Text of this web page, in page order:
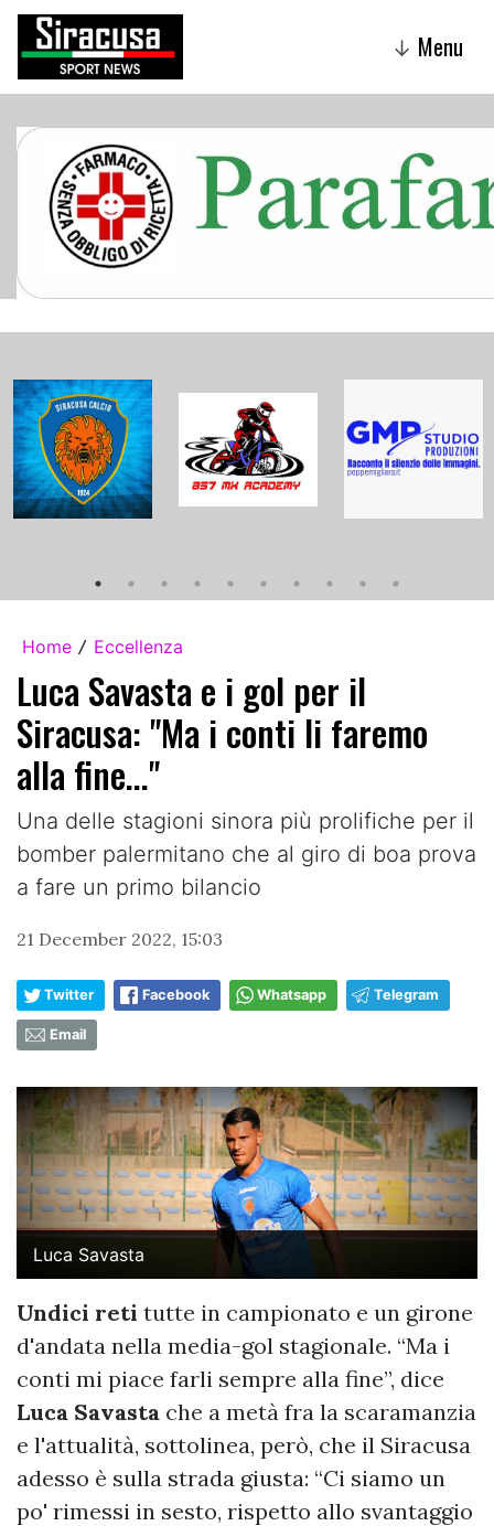
↓ Menu
Home / Eccellenza
Luca Savasta e i gol per il
Siracusa: "Ma i conti li faremo
alla fine..."
Una delle stagioni sinora più prolifiche per il
bomber palermitano che al giro di boa prova
a fare un primo bilancio
21 December 2022, 15:03
Twitter Facebook Whatsapp Telegram
Email
Luca Savasta
Undici reti tutte in campionato e un girone
d'andata nella media-gol stagionale. “Ma i
conti mi piace farli sempre alla fine”, dice
Luca Savasta che a metà fra la scaramanzia
e l'attualità, sottolinea, però, che il Siracusa
adesso è sulla strada giusta: “Ci siamo un
po' rimessi in sesto, rispetto allo svantaggio